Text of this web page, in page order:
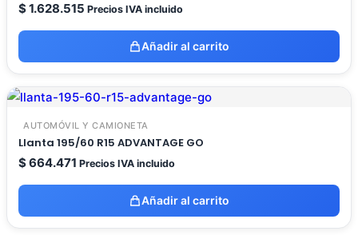
$1.628.515 Precios IVA incluido
Añadir al carrito
AUTOMÓVIL Y CAMIONETA
Llanta 195/60 R15 ADVANTAGE GO
$664.471 Precios IVA incluido
Añadir al carrito